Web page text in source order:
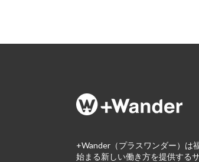
+Wander（プラスワンダー）は
始まる新しい働き方を提供する